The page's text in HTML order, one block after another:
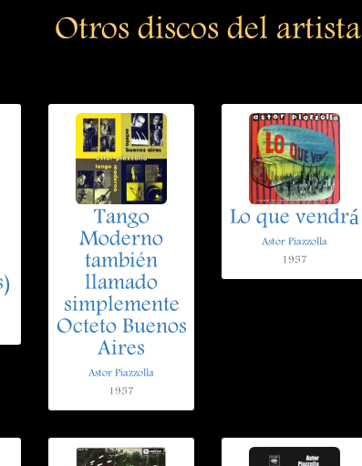
Otros discos del artista
Tango
Moderno
también
llamado
simplemente
Octeto Buenos
Aires
Astor Piazzolla
1957
Lo que vendrá
Astor Piazzolla
1957